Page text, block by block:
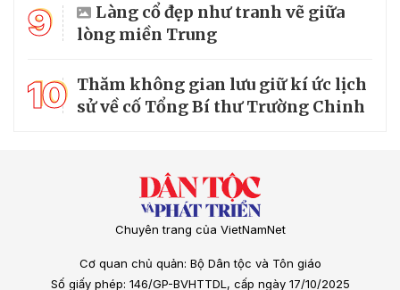
9
Làng cổ đẹp như tranh vẽ giữa
lòng miền Trung
10 Thăm không gian lưu giữ kí ức lịch
sử về cố Tổng Bí thư Trường Chinh
Chuyên trang của VietNamNet
Cơ quan chủ quản: Bộ Dân tộc và Tôn giáo
Số giấy phép: 146/GP-BVHTTDL, cấp ngày 17/10/2025